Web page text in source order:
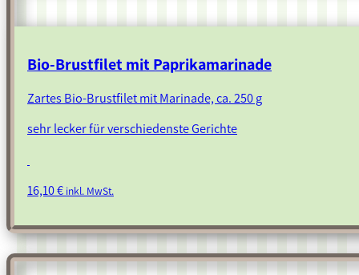
Bio-Brustfilet mit Paprikamarinade
Zartes Bio-Brustfilet mit Marinade, ca. 250 g
sehr lecker für verschiedenste Gerichte
16,10€ inkl. MwSt.